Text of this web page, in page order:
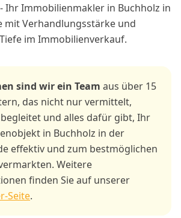
- Ihr Immobilienmakler in Buchholz in
mit Verhandlungsstärke und
im Immobilienverkauf.
sind wir ein Team aus über 15
das nicht nur vermittelt,
und alles dafür gibt, Ihr
in Buchholz in der
effektiv und zum bestmöglichen
Weitere
finden Sie auf unserer
Seite.